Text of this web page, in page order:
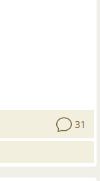
31